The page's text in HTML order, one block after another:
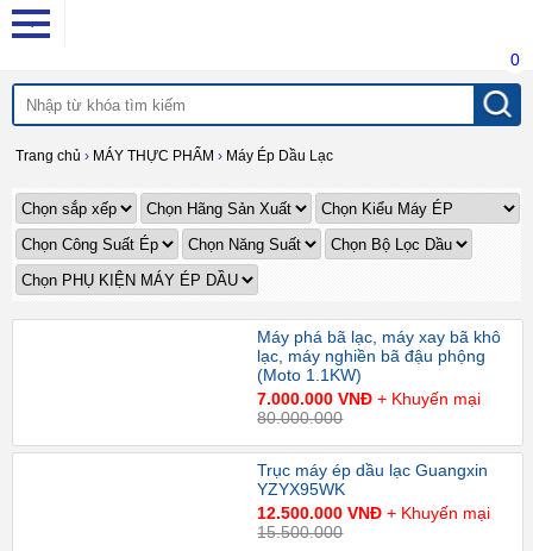
0
Trang chủ › MÁY THỰC PHẨM › Máy Ép Dầu Lạc
Máy phá bã lạc, máy xay bã khô
lạc, máy nghiền bã đậu phộng
(Moto 1.1KW)
7.000.000 VNĐ+ Khuyến mại
80.000.000
Trục máy ép dầu lạc Guangxin
YZYX95WK
12.500.000 VNĐ+ Khuyến mại
15.500.000